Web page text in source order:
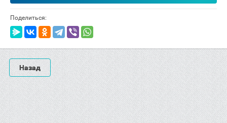
Поделиться:
Назад